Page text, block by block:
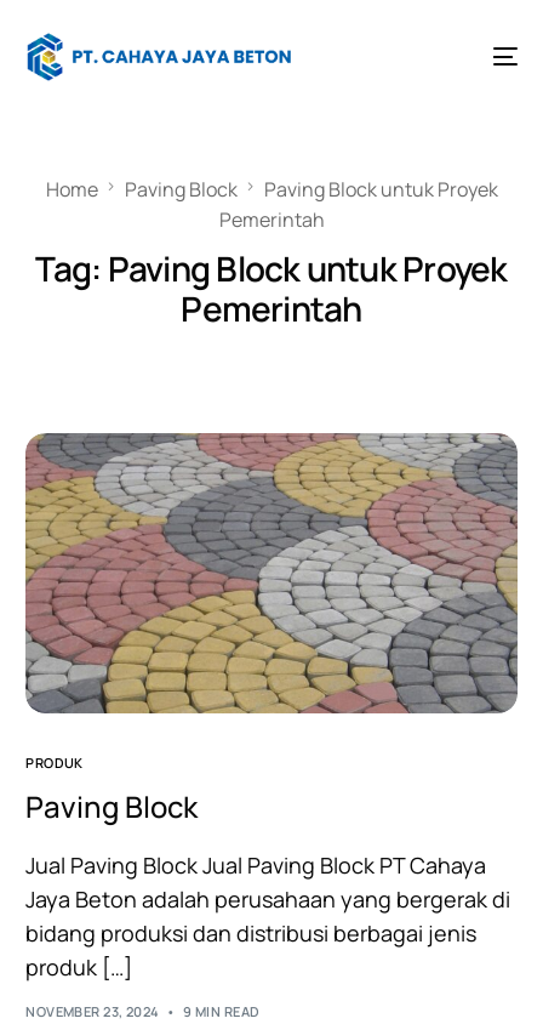
Home Paving Block
Paving Block untuk Proyek
Pemerintah
Tag: Paving Block untuk Proyek
Pemerintah
PRODUK
Paving Block
Jual Paving Block Jual Paving Block PT Cahaya
Jaya Beton adalah perusahaan yang bergerak di
bidang produksi dan distribusi berbagai jenis
produk […]
NOVEMBER 23, 2024 9 MIN READ